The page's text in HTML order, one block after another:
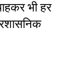
भी हर